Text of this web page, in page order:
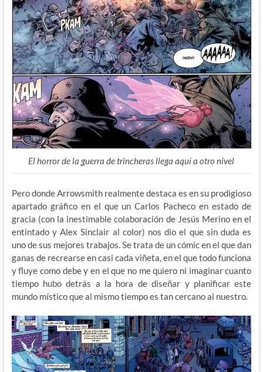
El horror de la guerra de trincheras llega aquí a otro nivel
Pero donde Arrowsmith realmente destaca es en su prodigioso
apartado gráfico en el que un Carlos Pacheco en estado de
gracia (con la inestimable colaboración de Jesús Merino en el
entintado y Alex Sinclair al color) nos dio el que sin duda es
uno de sus mejores trabajos. Se trata de un cómic en el que dan
ganas de recrearse en casi cada viñeta, en el que todo funciona
y fluye como debe y en el que no me quiero ni imaginar cuanto
tiempo hubo detrás a la hora de diseñar y planificar este
mundo místico que al mismo tiempo es tan cercano al nuestro.